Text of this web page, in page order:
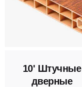
10' Штучные
дверные